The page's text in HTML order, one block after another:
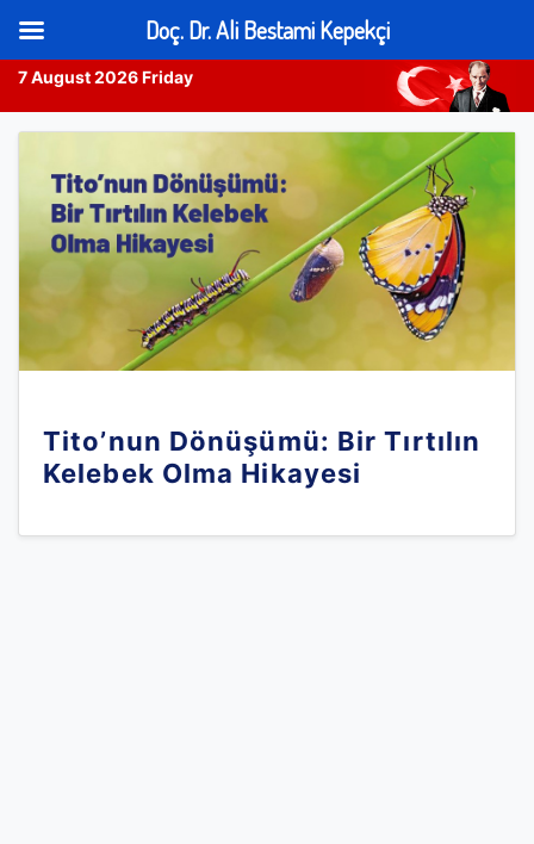
7 August 2026 Friday
content
Tito’nun Dönüşümü: Bir Tırtılın
Kelebek Olma Hikayesi
Doç. Dr. Ali Bestami Kepekçi